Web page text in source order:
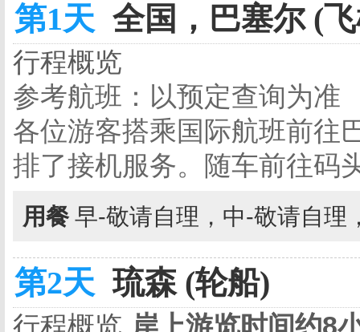
第1天 全国，巴塞尔 (
行程概览
参考航班：以预定查询为准
各位游客搭乘国际航班前往
排了接机服务。随车前往码
用餐 早-敬请自理，中-敬请自理
第2天 琉森 (轮船)
行程概览 岸上游览时间约8